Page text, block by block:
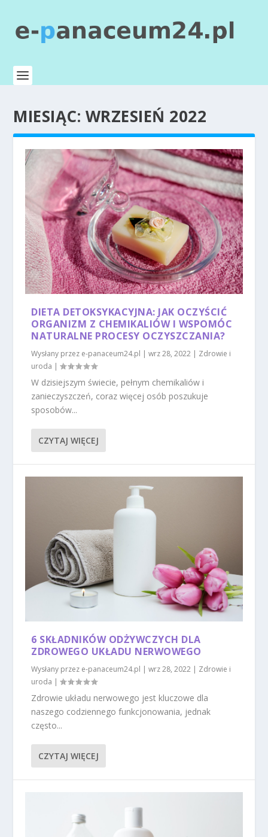
MIESIĄC: WRZESIEŃ 2022
DIETA DETOKSYKACYJNA: JAK OCZYŚCIĆ
ORGANIZM Z CHEMIKALIÓW I WSPOMÓC
NATURALNE PROCESY OCZYSZCZANIA?
Wysłany przez e-panaceum24.pl |wrz 28, 2022 | Zdrowie i
uroda |
W dzisiejszym świecie, pełnym chemikaliów i
zanieczyszczeń, coraz więcej osób poszukuje
sposobów...
CZYTAJ WIĘCEJ
6 SKŁADNIKÓW ODŻYWCZYCH DLA
ZDROWEGO UKŁADU NERWOWEGO
Wysłany przez e-panaceum24.pl |wrz 28, 2022 | Zdrowie i
uroda |
Zdrowie układu nerwowego jest kluczowe dla
naszego codziennego funkcjonowania, jednak
często...
CZYTAJ WIĘCEJ